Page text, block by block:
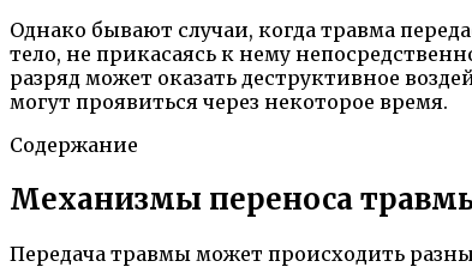
Однако бывают случаи, когда травма
тело, не прикасаясь к нему
разряд может оказать деструктивное
могут проявиться через некоторое время.
Содержание
Механизмы переноса
Передача травмы может происходить